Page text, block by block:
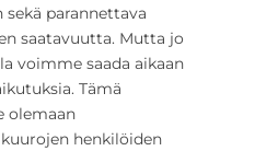
parannettava
saatavuutta. Mutta jo
voimme saada aikaan
Tämä
olemaan
henkilöiden